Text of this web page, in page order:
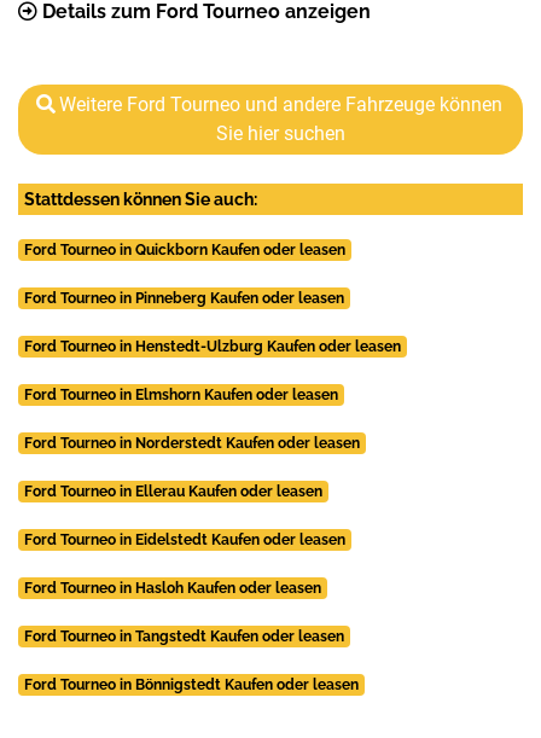
Details zum Ford Tourneo anzeigen
Weitere Ford Tourneo und andere Fahrzeuge können
Sie hier suchen
Stattdessen können Sie auch:
Ford Tourneo in Quickborn Kaufen oder leasen
Ford Tourneo in Pinneberg Kaufen oder leasen
Ford Tourneo in Henstedt-Ulzburg Kaufen oder leasen
Ford Tourneo in Elmshorn Kaufen oder leasen
Ford Tourneo in Norderstedt Kaufen oder leasen
Ford Tourneo in Ellerau Kaufen oder leasen
Ford Tourneo in Eidelstedt Kaufen oder leasen
Ford Tourneo in Hasloh Kaufen oder leasen
Ford Tourneo in Tangstedt Kaufen oder leasen
Ford Tourneo in Bönnigstedt Kaufen oder leasen